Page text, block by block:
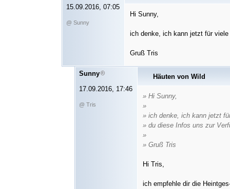
15.09.2016, 07:05
@ Sunny
Hi Sunny,
ich denke, ich kann jetzt für
Gruß Tris
Sunny
17.09.2016, 17:46
@ Tris
Häuten von Wild
» Hi Sunny,
»
» ich denke, ich kann jetzt
» du diese Infos uns zur
»
» Gruß Tris
Hi Tris,
ich empfehle dir die